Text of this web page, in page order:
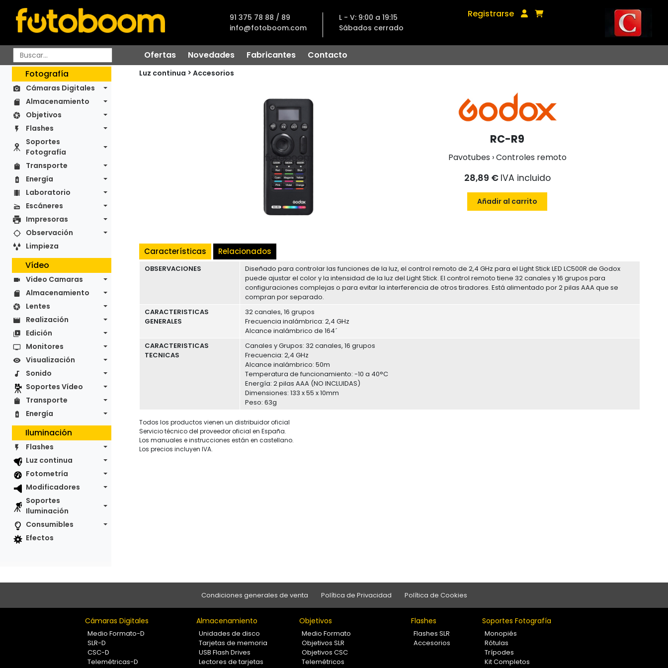
91 375 78 88 / 89
info@fotoboom.com
L - V: 9:00 a 19:15
Sábados cerrado
Registrarse
Ofertas Novedades Fabricantes
Contacto
Fotografía
Cámaras Digitales
Almacenamiento
Objetivos
Flashes
Soportes
Fotografía
Transporte
Energía
Laboratorio
Escáneres
Impresoras
Observación
Limpieza
Vídeo
Video Camaras
Almacenamiento
Lentes
Realización
Edición
Monitores
Visualización
Sonido
Soportes Vídeo
Transporte
Energía
Iluminación
Flashes
Luz continua
Fotometría
Modificadores
Soportes
Iluminación
Consumibles
Efectos
Luz continua Accesorios
RC-R9
Pavotubes › Controles remoto
28,89 € IVA incluido
Añadir al carrito
Características Relacionados
OBSERVACIONES
Diseñado para controlar las funciones de la luz, el control remoto de 2,4 GHz para el Light Stick LED LC500R de Godox
puede ajustar el color y la intensidad de la luz del Light Stick. El control remoto tiene 32 canales y 16 grupos para
configuraciones complejas o para evitar la interferencia de otros tiradores. Está alimentado por 2 pilas AAA que se
compran por separado.
CARACTERISTICAS
GENERALES
32 canales, 16 grupos
Frecuencia inalámbrica: 2,4 GHz
Alcance inalámbrico de 164´
CARACTERISTICAS
TECNICAS
Canales y Grupos: 32 canales, 16 grupos
Frecuencia: 2,4 GHz
Alcance inalámbrico: 50m
Temperatura de funcionamiento: -10 a 40°C
Energía: 2 pilas AAA (NO INCLUIDAS)
Dimensiones: 133 x 55 x 10mm
Peso: 63g
Todos los productos vienen un distribuidor oficial
Servicio técnico del proveedor oficial en España.
Los manuales e instrucciones están en castellano.
Los precios incluyen IVA.
Condiciones generales de venta Política de Privacidad Política de Cookies
Cámaras Digitales
Medio Formato-D
SLR-D
CSC-D
Telemétricas-D
Almacenamiento
Unidades de disco
Tarjetas de memoria
USB Flash Drives
Lectores de tarjetas
Objetivos
Medio Formato
Objetivos SLR
Objetivos CSC
Telemétricos
Flashes
Flashes SLR
Accesorios
Soportes Fotografía
Monopiés
Rótulas
Trípodes
Kit Completos